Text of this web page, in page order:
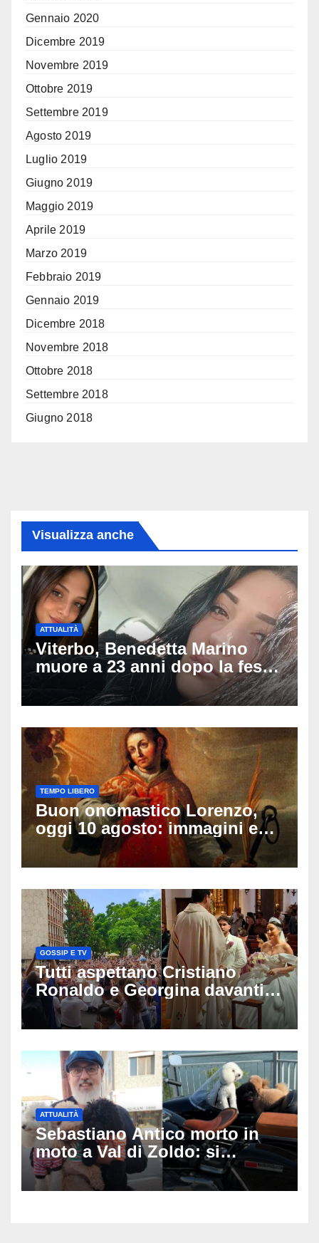
Gennaio 2020
Dicembre 2019
Novembre 2019
Ottobre 2019
Settembre 2019
Agosto 2019
Luglio 2019
Giugno 2019
Maggio 2019
Aprile 2019
Marzo 2019
Febbraio 2019
Gennaio 2019
Dicembre 2018
Novembre 2018
Ottobre 2018
Settembre 2018
Giugno 2018
Visualizza anche
ATTUALITÀ
Viterbo, Benedetta Marino
muore a 23 anni dopo la festa
di compleanno: trovata senza
vita nell’ex consorzio, è giallo
TEMPO LIBERO
Buon onomastico Lorenzo,
oggi 10 agosto: immagini e
gif di auguri da condividere
sui social
GOSSIP E TV
Tutti aspettano Cristiano
Ronaldo e Georgina davanti
alla cattedrale: ma il
matrimonio era di un’altra
ATTUALITÀ
Sebastiano Antico morto in
moto a Val di Zoldo: si
schianta con il sidecar, salvi i
due cagnolini